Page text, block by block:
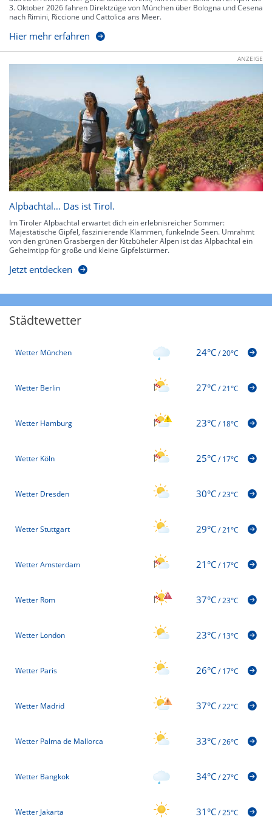
3. Oktober 2026 fahren Direktzüge von München über Bologna und Cesena
nach Rimini, Riccione und Cattolica ans Meer.
Hier mehr erfahren
ANZEIGE
Alpbachtal… Das ist Tirol.
Im Tiroler Alpbachtal erwartet dich ein erlebnisreicher Sommer:
Majestätische Gipfel, faszinierende Klammen, funkelnde Seen. Umrahmt
von den grünen Grasbergen der Kitzbüheler Alpen ist das Alpbachtal ein
Geheimtipp für große und kleine Gipfelstürmer.
Jetzt entdecken
Städtewetter
Wetter München 24°C/20°C
Wetter Berlin 27°C/21°C
Wetter Hamburg 23°C/18°C
Wetter Köln 25°C/17°C
Wetter Dresden 30°C/23°C
Wetter Stuttgart 29°C/21°C
Wetter Amsterdam 21°C/17°C
Wetter Rom 37°C/23°C
Wetter London 23°C/13°C
Wetter Paris 26°C/17°C
Wetter Madrid 37°C/22°C
Wetter Palma de Mallorca 33°C/26°C
Wetter Bangkok 34°C/27°C
Wetter Jakarta 31°C/25°C